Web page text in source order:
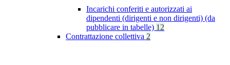
Incarichi conferiti e autorizzati ai
dipendenti (dirigenti e non dirigenti) (da
pubblicare in tabelle) 12
Contrattazione collettiva 2